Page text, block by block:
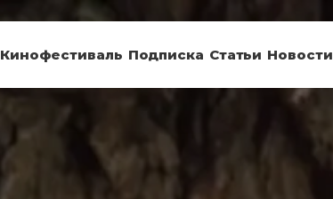
Кинофестиваль Подписка Статьи Новости